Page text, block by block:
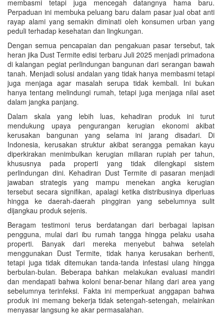
membasmi tetapi juga mencegah datangnya hama baru.
Perpaduan ini membuka peluang baru dalam pasar jual obat anti
rayap alami yang semakin diminati oleh konsumen urban yang
peduli terhadap kesehatan dan lingkungan.
Dengan semua pencapaian dan pengakuan pasar tersebut, tak
heran jika Dust Termite edisi terbaru Juli 2025 menjadi primadona
di kalangan pegiat perlindungan bangunan dari serangan bawah
tanah. Menjadi solusi andalan yang tidak hanya membasmi tetapi
juga menjaga agar masalah serupa tidak kembali. Ini bukan
hanya tentang melindungi rumah, tetapi juga menjaga nilai aset
dalam jangka panjang.
Dalam skala yang lebih luas, kehadiran produk ini turut
mendukung upaya pengurangan kerugian ekonomi akibat
kerusakan bangunan yang selama ini jarang disadari. Di
Indonesia, kerusakan struktur akibat serangga pemakan kayu
diperkirakan menimbulkan kerugian miliaran rupiah per tahun,
khususnya pada properti yang tidak dilengkapi sistem
perlindungan dini. Kehadiran Dust Termite di pasaran menjadi
jawaban strategis yang mampu menekan angka kerugian
tersebut secara signifikan, apalagi ketika distribusinya diperluas
hingga ke daerah-daerah pinggiran yang sebelumnya sulit
dijangkau produk sejenis.
Beragam testimoni terus berdatangan dari berbagai lapisan
pengguna, mulai dari ibu rumah tangga hingga pelaku usaha
properti. Banyak dari mereka menyebut bahwa setelah
menggunakan Dust Termite, tidak hanya kerusakan berhenti,
tetapi juga tidak ditemukan tanda-tanda infestasi ulang hingga
berbulan-bulan. Beberapa bahkan melakukan evaluasi mandiri
dan mendapati bahwa koloni benar-benar hilang dari area yang
sebelumnya terinfeksi. Fakta ini memperkuat anggapan bahwa
produk ini memang bekerja tidak setengah-setengah, melainkan
menyasar langsung ke akar permasalahan.